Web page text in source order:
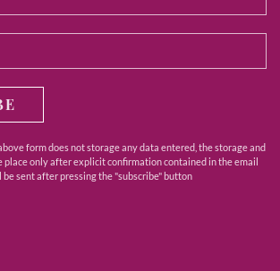
form does not storage any data entered, the storage and
place only after explicit confirmation contained in the email
sent after pressing the "subscribe" button